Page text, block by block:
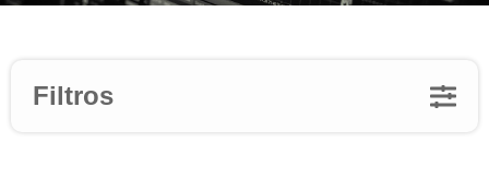
Filtros